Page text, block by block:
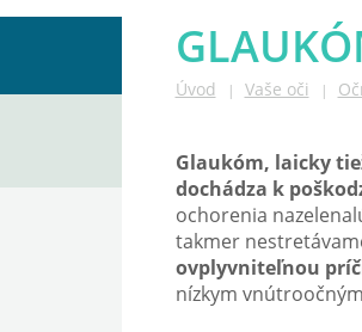
Úvod | Vaše oči |
Glaukóm, laicky
dochádza k
ochorenia
takmer
ovplyvniteľnou
nízkym